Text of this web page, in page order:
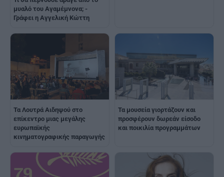
μυαλό του Αγαμέμνονα; -
Γράφει η Αγγελική Κώττη
Τα Λουτρά Αιδηψού στο
επίκεντρο μιας μεγάλης
ευρωπαϊκής
κινηματογραφικής παραγωγής
Τα μουσεία γιορτάζουν και
προσφέρουν δωρεάν είσοδο
και ποικιλία προγραμμάτων